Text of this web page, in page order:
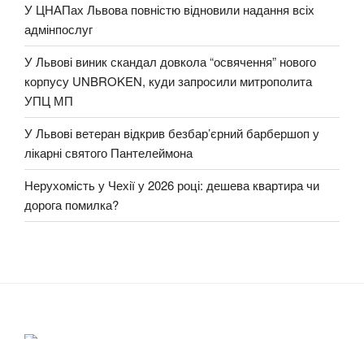
У ЦНАПах Львова повністю відновили надання всіх
адмінпослуг
У Львові виник скандал довкола “освячення” нового
корпусу UNBROKEN, куди запросили митрополита
УПЦ МП
У Львові ветеран відкрив безбар’єрний барбершоп у
лікарні святого Пантелеймона
Нерухомість у Чехії у 2026 році: дешева квартира чи
дорога помилка?